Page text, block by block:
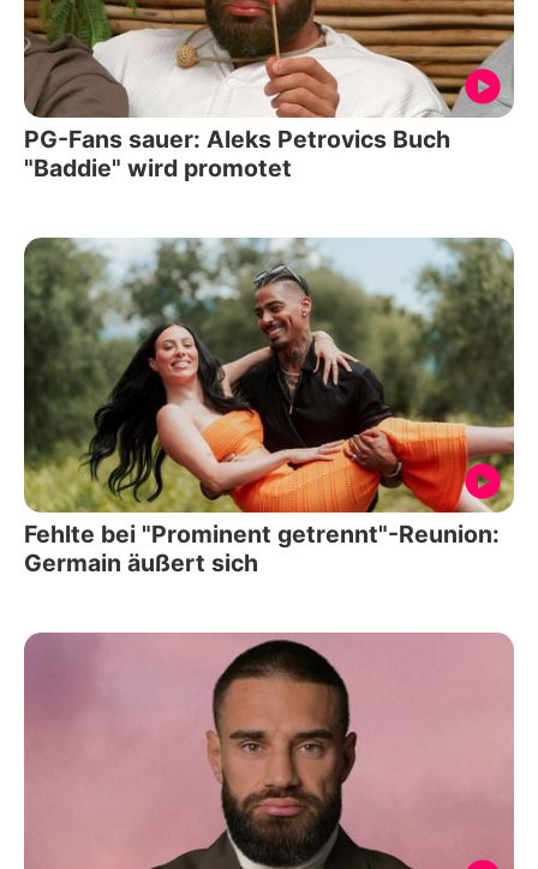
PG-Fans sauer: Aleks Petrovics Buch
"Baddie" wird promotet
Fehlte bei "Prominent getrennt"-Reunion:
Germain äußert sich